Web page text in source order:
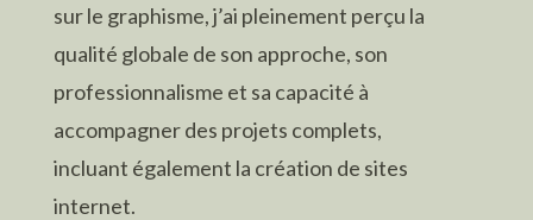
sur le graphisme, j’ai pleinement perçu la
qualité globale de son approche, son
professionnalisme et sa capacité à
accompagner des projets complets,
incluant également la création de sites
internet.